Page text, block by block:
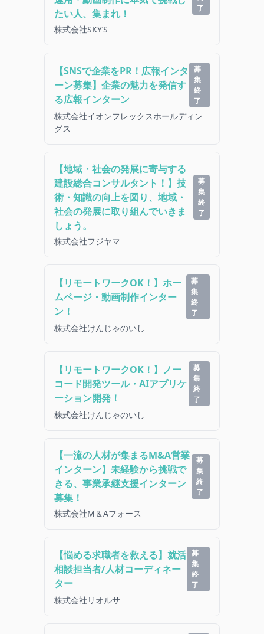
たい人、集まれ！
了
株式会社SKY’S
【SNSで企業をPR！広報インタ
ーン募集】企業の魅力を発信す
る広報インターン
募
集
終
了
株式会社イオンフレックスホールディン
グス
【地域・社会の発展に寄与する
建設総合コンサルタント！】技
術・知識の向上を図り、地域・
社会の発展に取り組んでいきま
しょう。
募
集
終
了
株式会社フジヤマ
【リモートワークOK！】ホー
ムページ・動画制作インター
ン！
募
集
終
了
株式会社けんじゃのいし
【リモートワークOK！】ノー
コード開発ツール・AIアプリケ
ーション開発！
募
集
終
了
株式会社けんじゃのいし
【一流の人材が集まるM&A営業
インターン】未経験から挑戦で
きる、事業承継支援インターン
募集！
募
集
終
了
株式会社M＆Aフォース
【悩める求職者を救える】就活
相談担当者/人材コーディネー
ター
募
集
終
了
株式会社リオルサ